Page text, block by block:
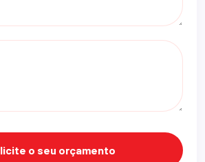
o seu orçamento